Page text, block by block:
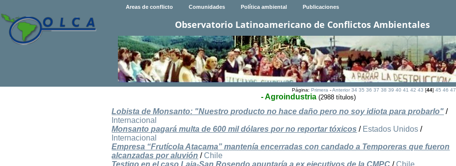
Areas de conflicto Comunidades Política ambiental Publicaciones
Observatorio Latinoamericano de Conflictos Ambientales
Página: Primera-Anterior 34 35 36 37 38 39 40 41 42 43 [44] 45 46 47
- Agroindustria (2988 títulos)
Lobista de Monsanto: "Nuestro producto no hace daño pero no soy idiota para probarlo" /
Internacional
Monsanto pagará multa de 600 mil dólares por no reportar tóxicos / Estados Unidos /
Internacional
Empresa “Frutícola Atacama” mantenía encerradas con candado a Temporeras que fueron
alcanzadas por aluvión / Chile